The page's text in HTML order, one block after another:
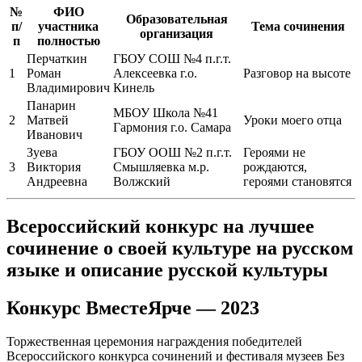
№
п/
п
ФИО
участника
полностью
Образовательная
организация
Тема сочинения
1
Перчаткин
Роман
Владимирович
ГБОУ СОШ №4 п.г.т.
Алексеевка г.о.
Кинель
Разговор на высоте
2
Панарин
Матвей
Иванович
МБОУ Школа №41
Гармония г.о. Самара
Уроки моего отца
3
Зуева
Виктория
Андреевна
ГБОУ ООШ №2 п.г.т.
Смышляевка м.р.
Волжский
Героями не
рождаются,
героями становятся
Всероссийский конкурс на лучшее
сочинение о своей культуре на русском
языке и описание русской культуры
Конкурс ВместеЯрче — 2023
Торжественная церемония награждения победителей
Всероссийского конкурса сочинений и фестиваля музеев Без